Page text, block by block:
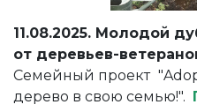
11.08.2025. Молодой
от деревьев-
Семейный проект
дерево в свою семью!".